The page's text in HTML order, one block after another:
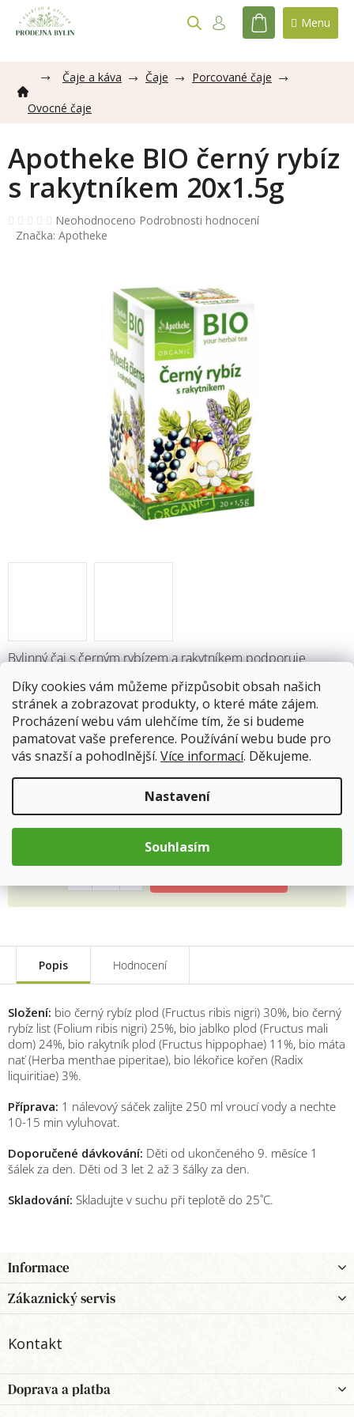
Díky cookies vám můžeme přizpůsobit obsah našich
stránek a zobrazovat produkty, o které máte zájem.
Procházení webu vám ulehčíme tím, že si budeme
pamatovat vaše preference. Používání webu bude pro
vás snazší a pohodlnější. Více informací. Děkujeme.
Nastavení
Souhlasím
obsah
NÁKUPNÍ
Čaje a káva Čaje Porcované čaje
Ovocné čaje
Apotheke BIO černý rybíz
s rakytníkem 20x1.5g
Průměrné
hodnocení
Neohodnoceno Podrobnosti hodnocení
Značka: Apotheke
Skladem 12.8.2026
Bylinný čaj s černým rybízem a rakytníkem podporuje
nápoj pro každodenní doplnění pitného režimu. Černý rybíz
přispívá k osvěžení organismu, rakytník podporuje
přirozenou obranyschopnost.
Doprava od 59Kč
58 Kč
Měrná
cena:
Popis Hodnocení
Složení: bio černý rybíz plod (Fructus ribis nigri) 30%, bio černý
rybíz list (Folium ribis nigri) 25%, bio jablko plod (Fructus mali
dom) 24%, bio rakytník plod (Fructus hippophae) 11%, bio máta
nať (Herba menthae piperitae), bio lékořice kořen (Radix
liquiritiae) 3%.
Příprava: 1 nálevový sáček zalijte 250 ml vroucí vody a nechte
10-15 min vyluhovat.
Doporučené dávkování: Děti od ukončeného 9. měsíce 1
šálek za den. Děti od 3 let 2 až 3 šálky za den.
Skladování: Skladujte v suchu při teplotě do 25˚C.
á
p
a
Informace
Zákaznický servis
Kontakt
Doprava a platba